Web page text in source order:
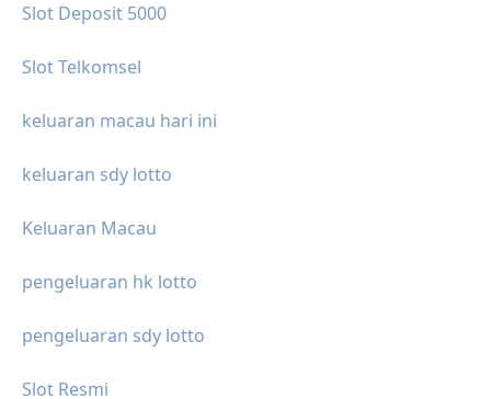
Slot Deposit 5000
Slot Telkomsel
keluaran macau hari ini
keluaran sdy lotto
Keluaran Macau
pengeluaran hk lotto
pengeluaran sdy lotto
Slot Resmi